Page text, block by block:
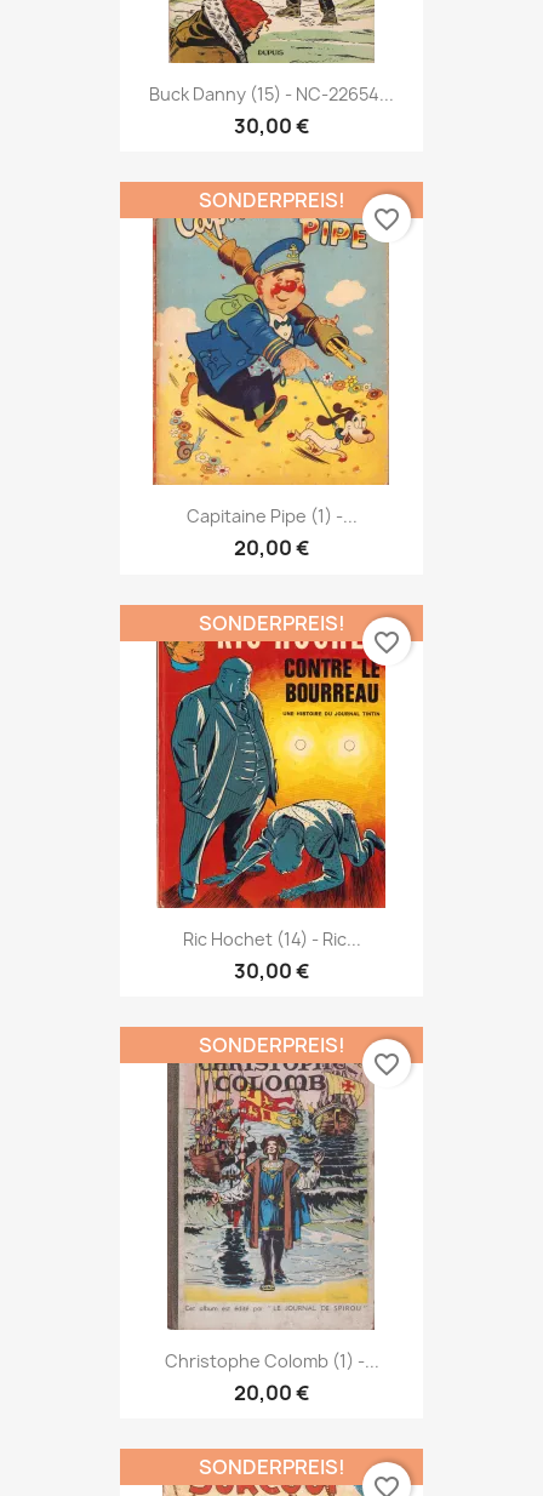
Buck Danny (15) - NC-22654...
30,00 €
Capitaine Pipe (1) -...
20,00 €
SONDERPREIS!
favorite_border
Ric Hochet (14) - Ric...
30,00 €
SONDERPREIS!
favorite_border
Christophe Colomb (1) -...
20,00 €
SONDERPREIS!
favorite_border
SONDERPREIS!
favorite_border